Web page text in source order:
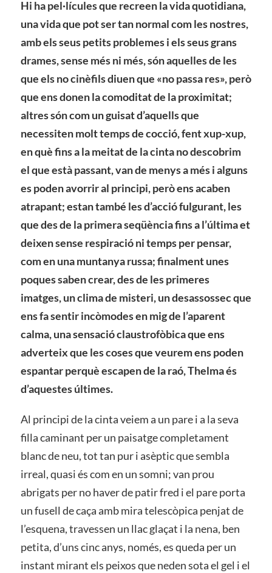
Hi ha pel·lícules que recreen la vida quotidiana,
una vida que pot ser tan normal com les nostres,
amb els seus petits problemes i els seus grans
drames, sense més ni més, són aquelles de les
que els no cinèfils diuen que «no passa res», però
que ens donen la comoditat de la proximitat;
altres són com un guisat d’aquells que
necessiten molt temps de cocció, fent xup-xup,
en què fins a la meitat de la cinta no descobrim
el que està passant, van de menys a més i alguns
es poden avorrir al principi, però ens acaben
atrapant; estan també les d’acció fulgurant, les
que des de la primera seqüència fins a l’última et
deixen sense respiració ni temps per pensar,
com en una muntanya russa; finalment unes
poques saben crear, des de les primeres
imatges, un clima de misteri, un desassossec que
ens fa sentir incòmodes en mig de l’aparent
calma, una sensació claustrofòbica que ens
adverteix que les coses que veurem ens poden
espantar perquè escapen de la raó, Thelma és
d’aquestes últimes.
Al principi de la cinta veiem a un pare i a la seva
filla caminant per un paisatge completament
blanc de neu, tot tan pur i asèptic que sembla
irreal, quasi és com en un somni; van prou
abrigats per no haver de patir fred i el pare porta
un fusell de caça amb mira telescòpica penjat de
l’esquena, travessen un llac glaçat i la nena, ben
petita, d’uns cinc anys, només, es queda per un
instant mirant els peixos que neden sota el gel i el